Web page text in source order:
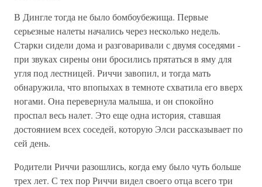
В Дингле тогда не было бомбоубежища. Первые
серьезные налеты начались через несколько недель.
Старки сидели дома и разговаривали с двумя соседями -
при звуках сирены они бросились прятаться в яму для
угля под лестницей. Риччи завопил, и тогда мать
обнаружила, что впопыхах в темноте схватила его вверх
ногами. Она перевернула малыша, и он спокойно
проспал весь налет. Это еще одна история, ставшая
достоянием всех соседей, которую Элси рассказывает по
сей день.
Родители Риччи разошлись, когда ему было чуть больше
трех лет. С тех пор Риччи видел своего отца всего три